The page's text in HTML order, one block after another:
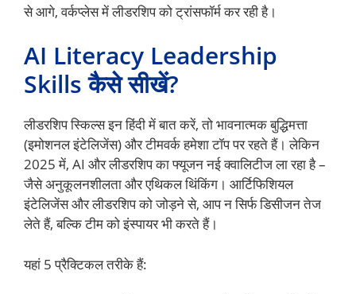
से आगे, वर्कप्लेस में लीडरशिप को ट्रांसफॉर्म कर रही है।
AI Literacy Leadership
Skills कैसे सीखें?
लीडरशिप स्किल्स इन हिंदी में बात करें, तो भावनात्मक बुद्धिमत्ता
(इमोशनल इंटेलिजेंस) और टीमवर्क हमेशा टॉप पर रहते हैं। लेकिन
2025 में, AI और लीडरशिप का फ्यूजन नई क्वालिटीज ला रहा है –
जैसे अनुकूलनशीलता और एथिकल थिंकिंग। आर्टिफिशियल
इंटेलिजेंस और लीडरशिप को जोड़ने से, आप न सिर्फ डिसीजन तेज
लेते हैं, बल्कि टीम को इंस्पायर भी करते हैं।
यहां 5 प्रैक्टिकल तरीके हैं: